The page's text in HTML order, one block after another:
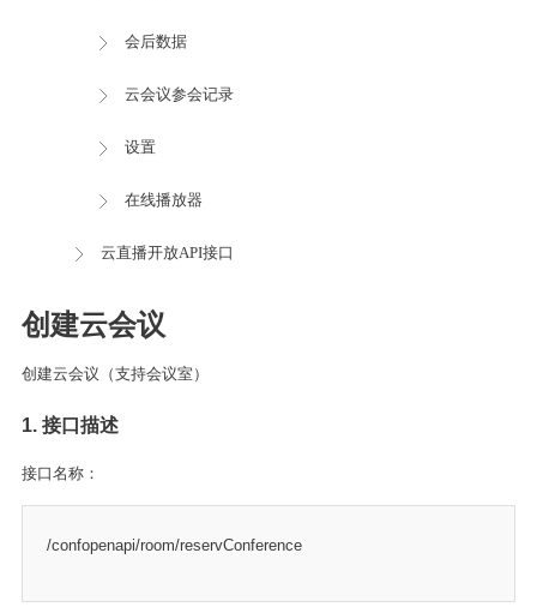
会后数据
云会议参会记录
设置
在线播放器
云直播开放API接口
创建云会议
创建云会议（支持会议室）
1. 接口描述
接口名称：
/confopenapi/room/reservConference